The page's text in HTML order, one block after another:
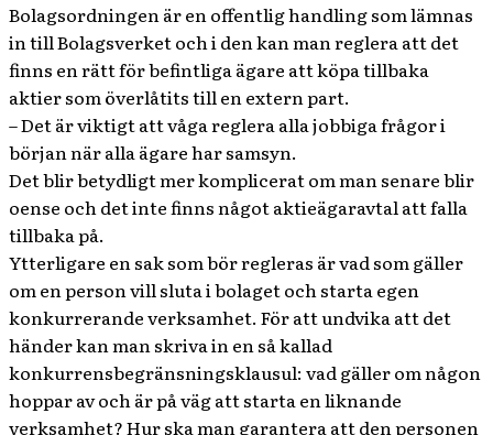
Bolagsordningen är en offentlig handling som lämnas
in till Bolagsverket och i den kan man reglera att det
finns en rätt för befintliga ägare att köpa tillbaka
aktier som överlåtits till en extern part.
– Det är viktigt att våga reglera alla jobbiga frågor i
början när alla ägare har samsyn.
Det blir betydligt mer komplicerat om man senare blir
oense och det inte finns något aktieägaravtal att falla
tillbaka på.
Ytterligare en sak som bör regleras är vad som gäller
om en person vill sluta i bolaget och starta egen
konkurrerande verksamhet. För att undvika att det
händer kan man skriva in en så kallad
konkurrensbegränsningsklausul: vad gäller om någon
hoppar av och är på väg att starta en liknande
verksamhet? Hur ska man garantera att den personen